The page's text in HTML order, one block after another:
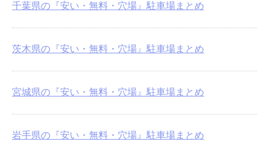
千葉県の『安い・無料・穴場』駐車場まとめ
茨木県の『安い・無料・穴場』駐車場まとめ
宮城県の『安い・無料・穴場』駐車場まとめ
岩手県の『安い・無料・穴場』駐車場まとめ